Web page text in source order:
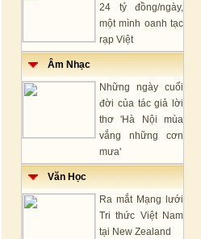
24 tỷ đồng/ngày,
một mình oanh tạc
rạp Việt
Âm Nhạc
Những ngày cuối
đời của tác giả lời
thơ 'Hà Nội mùa
vắng những cơn
mưa'
Văn Học
Ra mắt Mạng lưới
Tri thức Việt Nam
tại New Zealand